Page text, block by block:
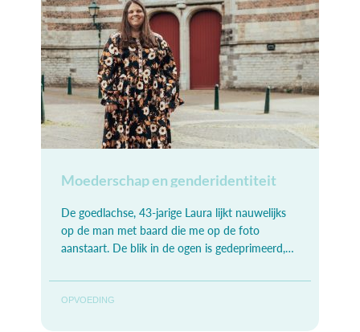
Moederschap en genderidentiteit
De goedlachse, 43-jarige Laura lijkt nauwelijks
op de man met baard die me op de foto
aanstaart. De blik in de ogen is gedeprimeerd,
OPVOEDING